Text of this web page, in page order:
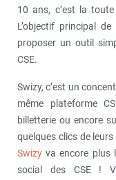
10 ans, c’est la
L’objectif principal
proposer un outil
CSE.
Swizy, c’est un
même plateforme
billetterie ou encore
quelques clics de
Swizy va encore plus
social des CSE !